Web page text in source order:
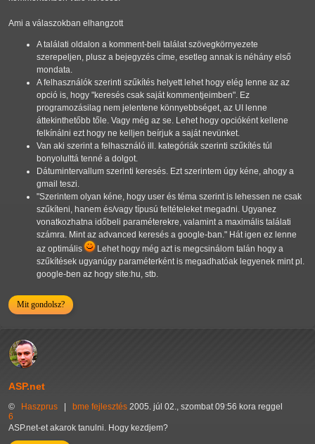
Ami a válaszokban elhangzott
A találati oldalon a komment-beli találat szövegkörnyezete
szerepeljen, plusz a bejegyzés címe, esetleg annak is néhány első
mondata.
A felhasználók szerinti szűkítés helyett lehet hogy elég lenne az az
opció is, hogy "keresés csak saját kommentjeimben". Ez
programozásilag nem jelentene könnyebbséget, az UI lenne
áttekinthetőbb tőle. Vagy még az se. Lehet hogy opcióként kellene
felkínálni ezt hogy ne kelljen beírjuk a saját nevünket.
Van aki szerint a felhasználó ill. kategóriák szerinti szűkítés túl
bonyolulttá tenné a dolgot.
Dátumintervallum szerinti keresés. Ezt szerintem úgy kéne, ahogy a
gmail teszi.
"Szerintem olyan kéne, hogy user és téma szerint is lehessen ne csak
szűkíteni, hanem és/vagy típusú feltételeket megadni. Ugyanez
vonatkozhatna időbeli paraméterekre, valamint a maximális találati
számra. Mint az advanced keresés a google-ban." Hát igen ez lenne
az optimális
Lehet hogy még azt is megcsinálom talán hogy a
szűkítések ugyanúgy paraméterként is megadhatóak legyenek mint pl.
google-ben az hogy site:hu, stb.
Mit gondolsz?
ASP.net
© Haszprus bme fejlesztés 2005. júl 02., szombat 09:56 kora reggel
6
ASP.net-et akarok tanulni. Hogy kezdjem?